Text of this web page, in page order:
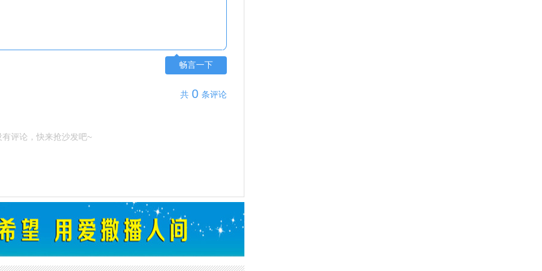
畅言一下
共 0 条评论
有评论，快来抢沙发吧~